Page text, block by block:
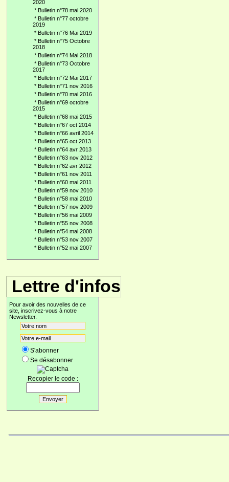
2020
* Bulletin n°78 mai 2020
* Bulletin n°77 octobre
2019
* Bulletin n°76 Mai 2019
* Bulletin n°75 Octobre
2018
* Bulletin n°74 Mai 2018
* Bulletin n°73 Octobre
2017
* Bulletin n°72 Mai 2017
* Bulletin n°71 nov 2016
* Bulletin n°70 mai 2016
* Bulletin n°69 octobre
2015
* Bulletin n°68 mai 2015
* Bulletin n°67 oct 2014
* Bulletin n°66 avril 2014
* Bulletin n°65 oct 2013
* Bulletin n°64 avr 2013
* Bulletin n°63 nov 2012
* Bulletin n°62 avr 2012
* Bulletin n°61 nov 2011
* Bulletin n°60 mai 2011
* Bulletin n°59 nov 2010
* Bulletin n°58 mai 2010
* Bulletin n°57 nov 2009
* Bulletin n°56 mai 2009
* Bulletin n°55 nov 2008
* Bulletin n°54 mai 2008
* Bulletin n°53 nov 2007
* Bulletin n°52 mai 2007
Lettre d'infos
Pour avoir des nouvelles de ce
site, inscrivez-vous à notre
Newsletter.
S'abonner
Se désabonner
Recopier le code :